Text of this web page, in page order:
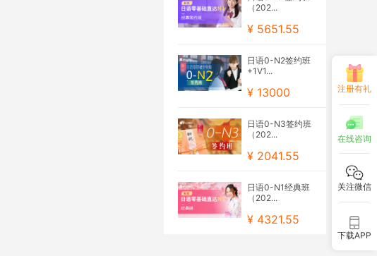
（202...
¥ 5651.55
日语0-N2签约班
+1V1...
¥ 13000
日语0-N3签约班
（202...
¥ 2041.55
日语0-N1经典班
（202...
¥ 4321.55
注册有礼
在线咨询
关注微信
下载APP